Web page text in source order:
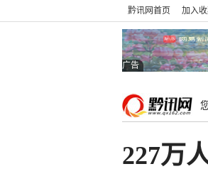
黔讯网首页 加入
广告
227万